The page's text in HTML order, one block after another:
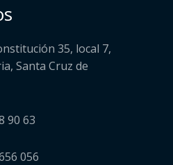
35, local 7,
Santa Cruz de
90 63
056